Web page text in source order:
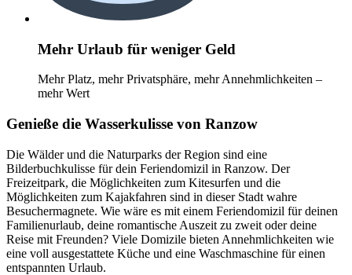
Mehr Urlaub für weniger Geld
Mehr Platz, mehr Privatsphäre, mehr Annehmlichkeiten –
mehr Wert
Genieße die Wasserkulisse von Ranzow
Die Wälder und die Naturparks der Region sind eine
Bilderbuchkulisse für dein Feriendomizil in Ranzow. Der
Freizeitpark, die Möglichkeiten zum Kitesurfen und die
Möglichkeiten zum Kajakfahren sind in dieser Stadt wahre
Besuchermagnete. Wie wäre es mit einem Feriendomizil für deinen
Familienurlaub, deine romantische Auszeit zu zweit oder deine
Reise mit Freunden? Viele Domizile bieten Annehmlichkeiten wie
eine voll ausgestattete Küche und eine Waschmaschine für einen
entspannten Urlaub.